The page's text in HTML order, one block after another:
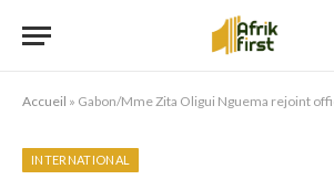
Accueil » Gabon/Mme Zita Oligui Nguema rejoint officiellement le RDB : un coup de
INTERNATIONAL